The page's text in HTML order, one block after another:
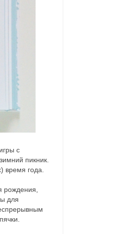
с
пикник.
время года.
рождения,
для